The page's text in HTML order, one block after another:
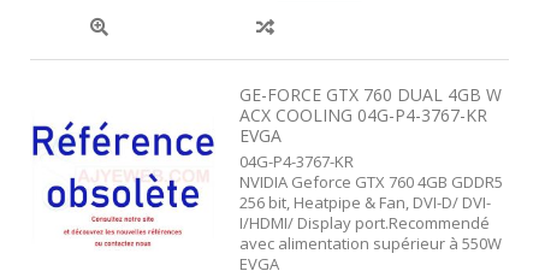
GE-FORCE GTX 760 DUAL 4GB W
ACX COOLING 04G-P4-3767-KR
EVGA
04G-P4-3767-KR
NVIDIA Geforce GTX 760 4GB GDDR5
256 bit, Heatpipe & Fan, DVI-D/ DVI-
I/HDMI/ Display port.Recommendé
avec alimentation supérieur à 550W
EVGA